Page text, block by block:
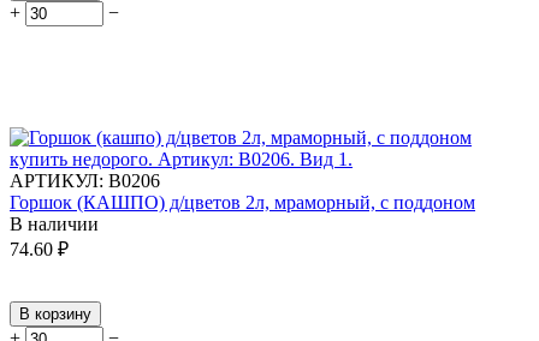
+ −
АРТИКУЛ: В0206
Горшок (КАШПО) д/цветов 2л, мраморный, с поддоном
В наличии
74.60 ₽
В корзину